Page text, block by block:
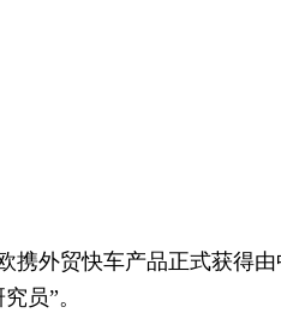
携外贸快车产品正式获得
员”。